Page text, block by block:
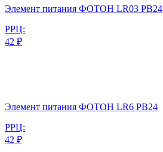
Элемент питания ФОТОН LR03 PB24
РРЦ:
42 ₽
Элемент питания ФОТОН LR6 PB24
РРЦ:
42 ₽